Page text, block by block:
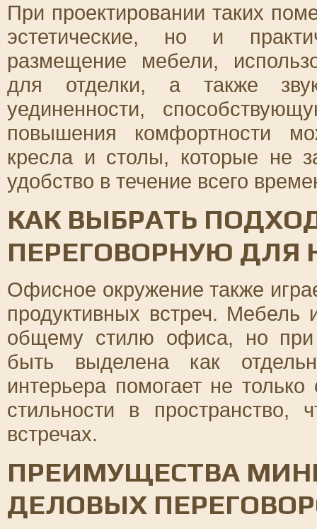
При проектировании таких
эстетические, но и
размещение мебели,
для отделки, а также
уединенности,
повышения комфортности
кресла и столы, которые не
удобство в течение всего
КАК ВЫБРАТЬ
ПЕРЕГОВОРНУЮ ДЛЯ
Офисное окружение также
продуктивных встреч. Мебель
общему стилю офиса, но при
быть выделена как
интерьера помогает не
стильности в
встречах.
ПРЕИМУЩЕСТВА
ДЕЛОВЫХ